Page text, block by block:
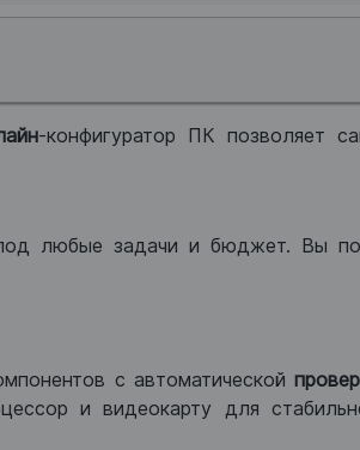
-конфигуратор ПК позволяет
любые задачи и бюджет. Вы
с автоматической
и видеокарту для